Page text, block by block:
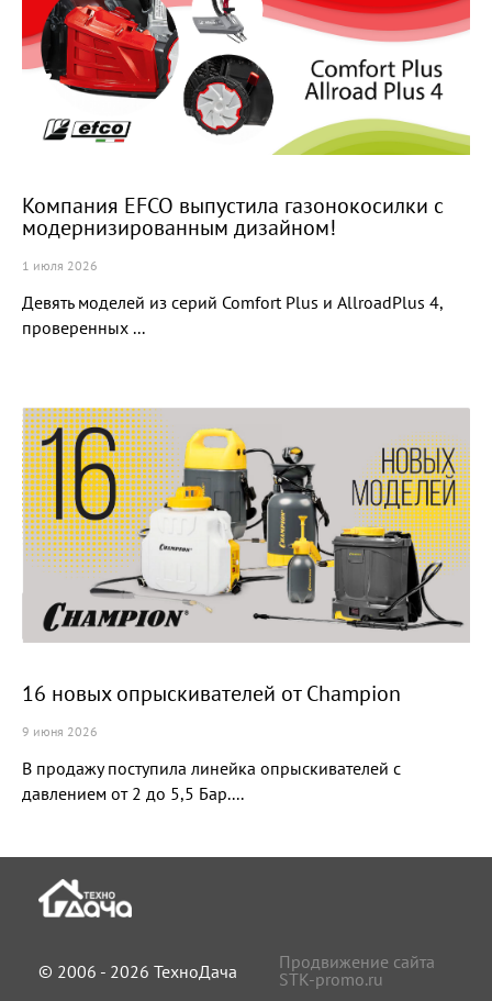
Компания EFCO выпустила газонокосилки с
модернизированным дизайном!
1 июля 2026
Девять моделей из серий Comfort Plus и AllroadPlus 4,
проверенных ...
16 новых опрыскивателей от Champion
9 июня 2026
В продажу поступила линейка опрыскивателей с
давлением от 2 до 5,5 Бар....
© 2006 - 2026 ТехноДача
Продвижение сайта
STK-promo.ru